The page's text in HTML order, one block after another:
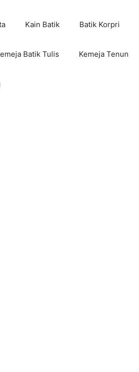
Kain Batik Batik Korpri
Batik Tulis Kemeja Tenun